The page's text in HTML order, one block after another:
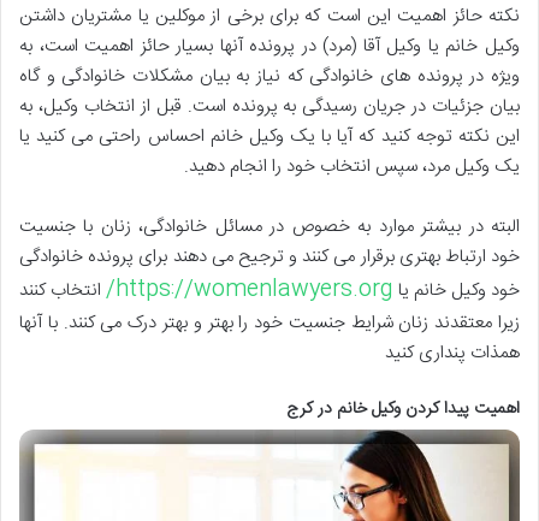
نکته حائز اهمیت این است که برای برخی از موکلین یا مشتریان داشتن
وکیل خانم یا وکیل آقا (مرد) در پرونده آنها بسیار حائز اهمیت است، به
ویژه در پرونده های خانوادگی که نیاز به بیان مشکلات خانوادگی و گاه
بیان جزئیات در جریان رسیدگی به پرونده است. قبل از انتخاب وکیل، به
این نکته توجه کنید که آیا با یک وکیل خانم احساس راحتی می کنید یا
یک وکیل مرد، سپس انتخاب خود را انجام دهید.
البته در بیشتر موارد به خصوص در مسائل خانوادگی، زنان با جنسیت
خود ارتباط بهتری برقرار می کنند و ترجیح می دهند برای پرونده خانوادگی
خود وکیل خانم یا https://womenlawyers.org/ انتخاب کنند
زیرا معتقدند زنان شرایط جنسیت خود را بهتر و بهتر درک می کنند. با آنها
همذات پنداری کنید
اهمیت پیدا کردن وکیل خانم در کرج